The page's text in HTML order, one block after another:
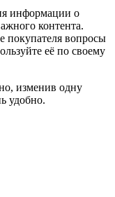
информации о
контента.
покупателя вопросы
её по своему
изменив одну
удобно.